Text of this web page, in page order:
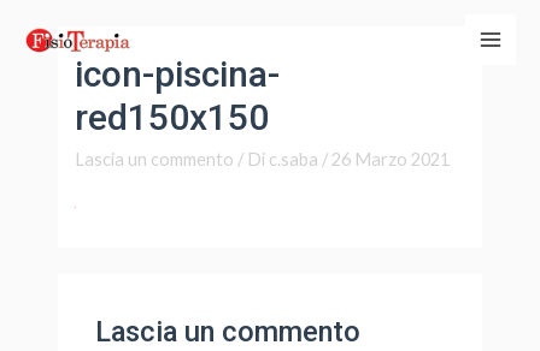
icon-piscina-
red150x150
Lascia un commento / Di c.saba / 26 Marzo 2021
Lascia un commento